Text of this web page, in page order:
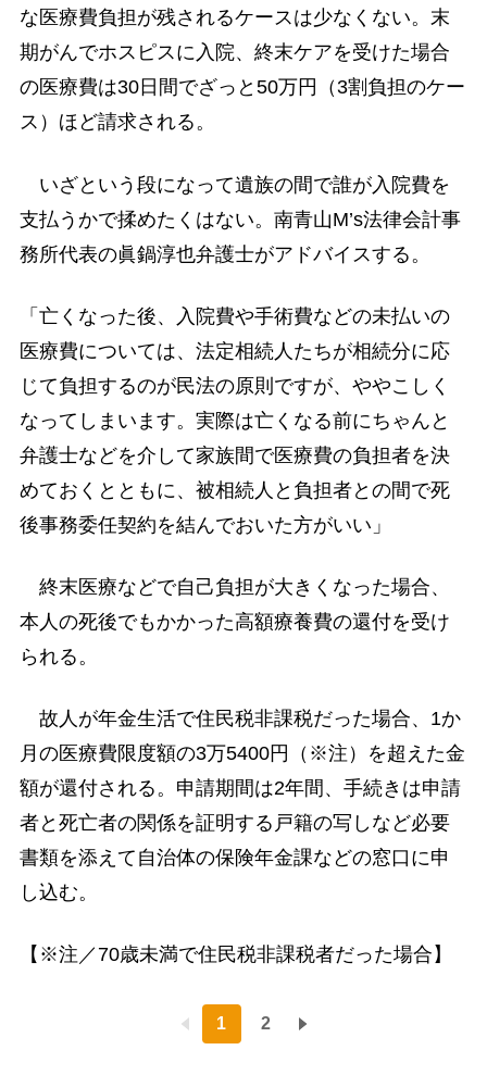
な医療費負担が残されるケースは少なくない。末
期がんでホスピスに入院、終末ケアを受けた場合
の医療費は30日間でざっと50万円（3割負担のケー
ス）ほど請求される。
いざという段になって遺族の間で誰が入院費を
支払うかで揉めたくはない。南青山M’s法律会計事
務所代表の眞鍋淳也弁護士がアドバイスする。
「亡くなった後、入院費や手術費などの未払いの
医療費については、法定相続人たちが相続分に応
じて負担するのが民法の原則ですが、ややこしく
なってしまいます。実際は亡くなる前にちゃんと
弁護士などを介して家族間で医療費の負担者を決
めておくとともに、被相続人と負担者との間で死
後事務委任契約を結んでおいた方がいい」
終末医療などで自己負担が大きくなった場合、
本人の死後でもかかった高額療養費の還付を受け
られる。
故人が年金生活で住民税非課税だった場合、1か
月の医療費限度額の3万5400円（※注）を超えた金
額が還付される。申請期間は2年間、手続きは申請
者と死亡者の関係を証明する戸籍の写しなど必要
書類を添えて自治体の保険年金課などの窓口に申
し込む。
【※注／70歳未満で住民税非課税者だった場合】
1 2